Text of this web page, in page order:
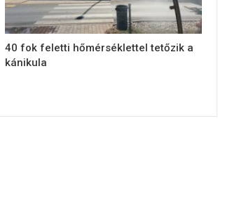
40 fok feletti hőmérséklettel tetőzik a
kánikula